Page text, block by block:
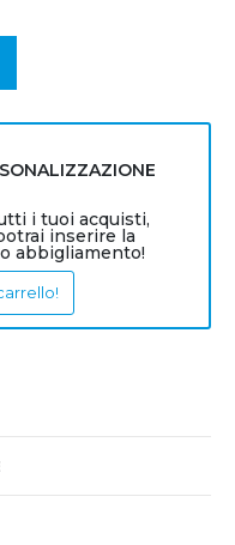
i tuoi acquisti,
inserire la
abbigliamento!